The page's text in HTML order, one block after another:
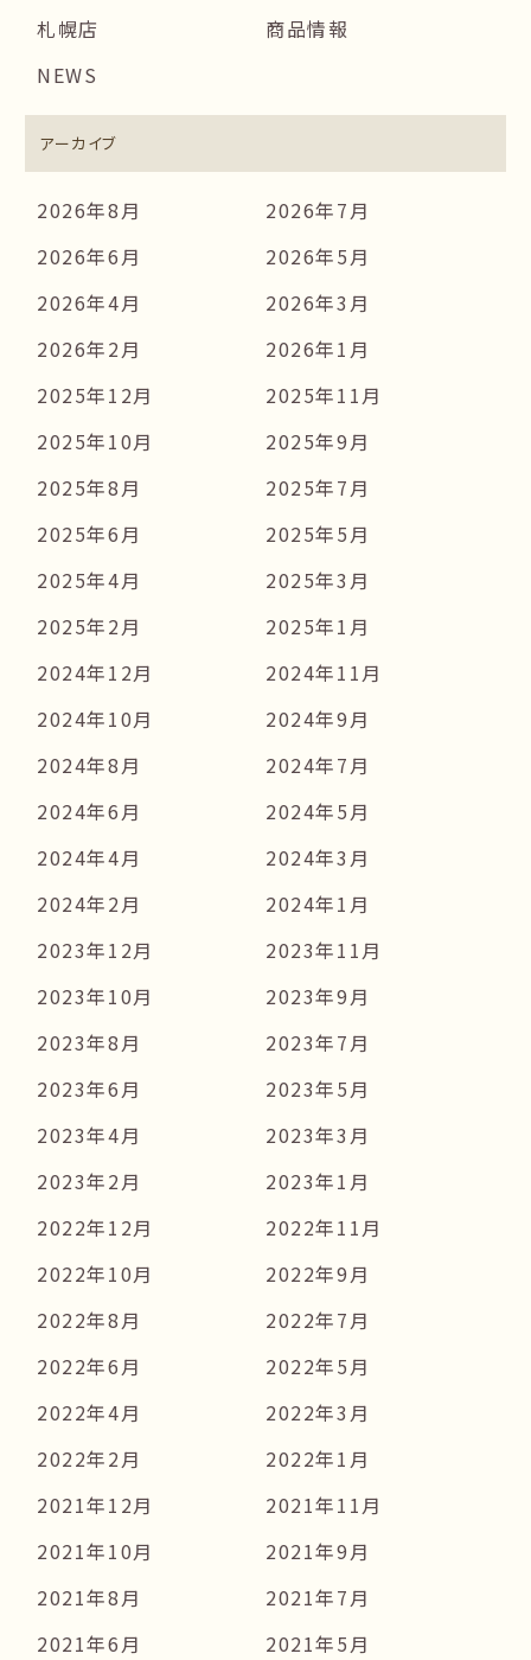
札幌店
商品情報
NEWS
アーカイブ
2026年8月
2026年7月
2026年6月
2026年5月
2026年4月
2026年3月
2026年2月
2026年1月
2025年12月
2025年11月
2025年10月
2025年9月
2025年8月
2025年7月
2025年6月
2025年5月
2025年4月
2025年3月
2025年2月
2025年1月
2024年12月
2024年11月
2024年10月
2024年9月
2024年8月
2024年7月
2024年6月
2024年5月
2024年4月
2024年3月
2024年2月
2024年1月
2023年12月
2023年11月
2023年10月
2023年9月
2023年8月
2023年7月
2023年6月
2023年5月
2023年4月
2023年3月
2023年2月
2023年1月
2022年12月
2022年11月
2022年10月
2022年9月
2022年8月
2022年7月
2022年6月
2022年5月
2022年4月
2022年3月
2022年2月
2022年1月
2021年12月
2021年11月
2021年10月
2021年9月
2021年8月
2021年7月
2021年6月
2021年5月